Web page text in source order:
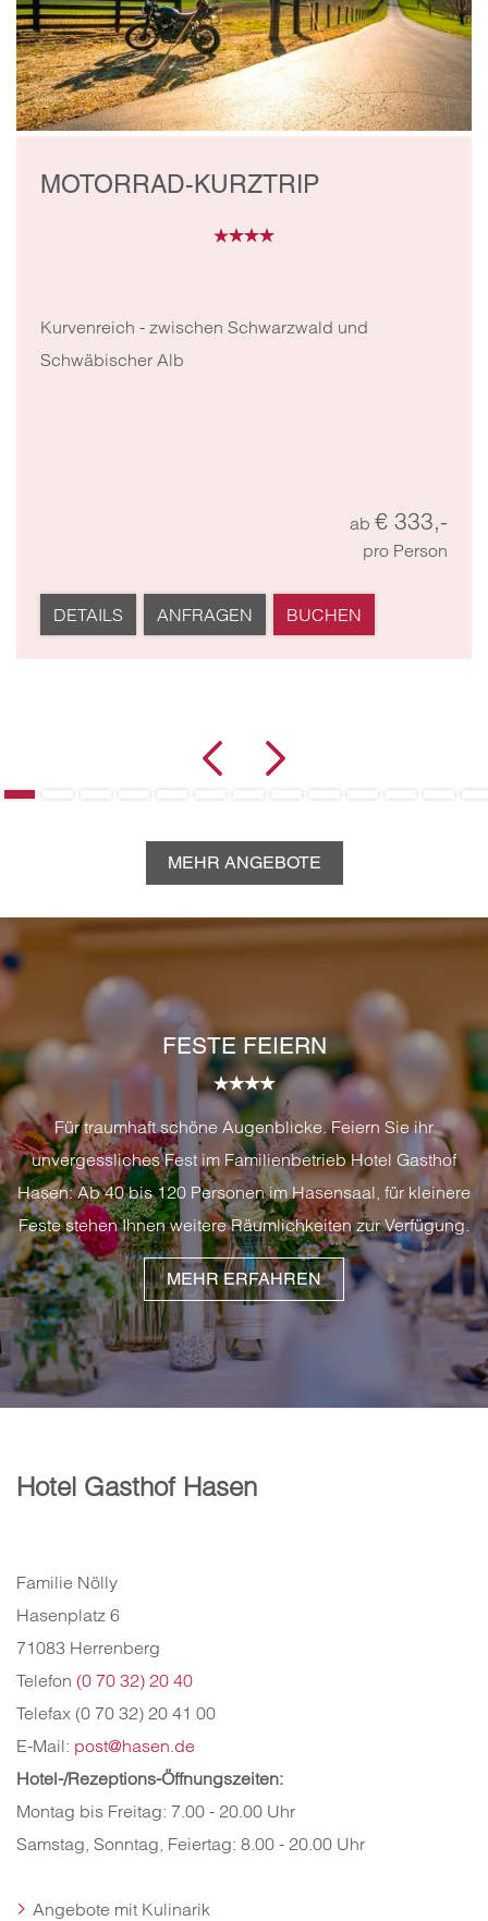
WEIN UND WANDER
Mit privatem Picknick inklusive Weingenuss auf dem
hauseigenen Weinberg.
ab € 306,-
pro Person
DETAILS ANFRAGEN BUCHEN
MEHR ANGEBOTE
FESTE FEIERN
Für traumhaft schöne Augenblicke. Feiern Sie ihr
unvergessliches Fest im Familienbetrieb Hotel Gasthof
Hasen: Ab 40 bis 120 Personen im Hasensaal, für kleinere
Feste stehen Ihnen weitere Räumlichkeiten zur Verfügung.
MEHR ERFAHREN
Hotel Gasthof Hasen
Familie Nölly
Hasenplatz 6
71083 Herrenberg
Telefon (0 70 32) 20 40
Telefax (0 70 32) 20 41 00
E-Mail: post@hasen.de
Hotel-/Rezeptions-Öffnungszeiten:
Montag bis Freitag: 7.00 - 20.00 Uhr
Samstag, Sonntag, Feiertag: 8.00 - 20.00 Uhr
Angebote mit Kulinarik